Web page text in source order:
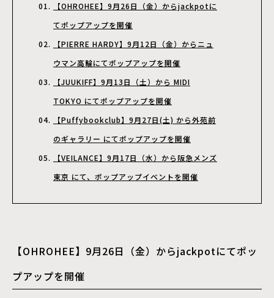
【OHROHEE】9月26日（金）からjackpotに
てポップアップを開催
【PIERRE HARDY】9月12日（金）からニュ
ウマン高輪にてポップアップを開催
【JUUKIFF】9月13日（土）から MIDI
TOKYO にてポップアップを開催
【Puffybookclub】9月27日(土) から外苑前
のギャラリー にてポップアップを開催
【VEILANCE】9月17日（水）から阪急メンズ
東京 にて、ポップアップイベントを開催
【OHROHEE】9月26日（金）からjackpotにてポッ
プアップを開催